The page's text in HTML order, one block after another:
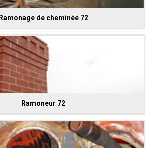
Ramonage de cheminée 72
Ramoneur 72